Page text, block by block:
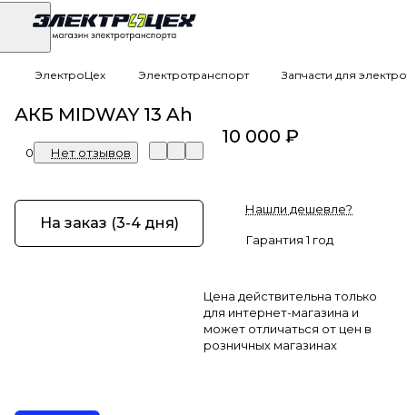
ЭлектроЦех Электротранспорт Запчасти для
АКБ MIDWAY 13 Ah
0 Нет отзывов
На заказ (3-4 дня)
10 000 ₽
Нашли дешевле?
Гарантия 1 год
Цена действительна только
для интернет-магазина и
может отличаться от цен в
розничных магазинах